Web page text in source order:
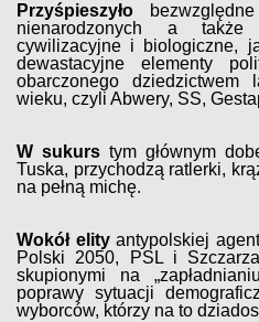
Przyśpieszyło
nienarodzonych a
cywilizacyjne i biologiczne,
dewastacyjne elementy
obarczonego dziedzictwem
wieku, czyli Abwery, SS,
W sukurs tym głównym
Tuska, przychodzą ratlerki,
na pełną michę.
Wokół elityantypolskiej
Polski 2050, PSL i
skupionymi na
poprawy sytuacji
wyborców, którzy na to